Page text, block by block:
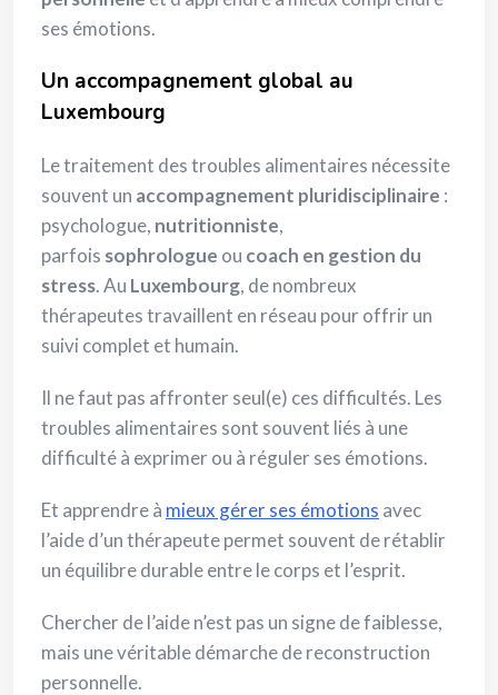
ses émotions.
Un accompagnement global au
Luxembourg
Le traitement des troubles alimentaires nécessite
souvent un accompagnement pluridisciplinaire :
psychologue, nutritionniste,
parfois sophrologue ou coach en gestion du
stress. Au Luxembourg, de nombreux
thérapeutes travaillent en réseau pour offrir un
suivi complet et humain.
Il ne faut pas affronter seul(e) ces difficultés. Les
troubles alimentaires sont souvent liés à une
difficulté à exprimer ou à réguler ses émotions.
Et apprendre à mieux gérer ses émotions avec
l’aide d’un thérapeute permet souvent de rétablir
un équilibre durable entre le corps et l’esprit.
Chercher de l’aide n’est pas un signe de faiblesse,
mais une véritable démarche de reconstruction
personnelle.